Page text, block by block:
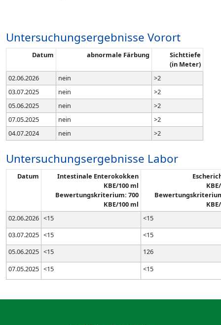
Untersuchungsergebnisse Vorort
Datum abnormale Färbung
Sichttiefe
(in Meter)
02.06.2026
nein
>2
03.07.2025
nein
>2
05.06.2025
nein
>2
07.05.2025
nein
>2
04.07.2024
nein >2
Untersuchungsergebnisse Labor
Datum
Intestinale Enterokokken
KBE/100 ml
Bewertungskriterium: 700
KBE/100 ml
02.06.2026 <15
<15
03.07.2025 <15
<15
05.06.2025 <15
126
07.05.2025 <15 <15